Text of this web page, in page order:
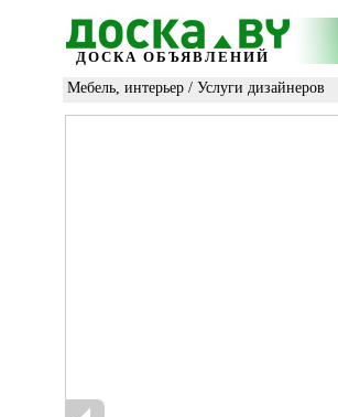
ДОСКА ОБЪЯВЛЕНИЙ
Мебель, интерьер / Услуги дизайнеров